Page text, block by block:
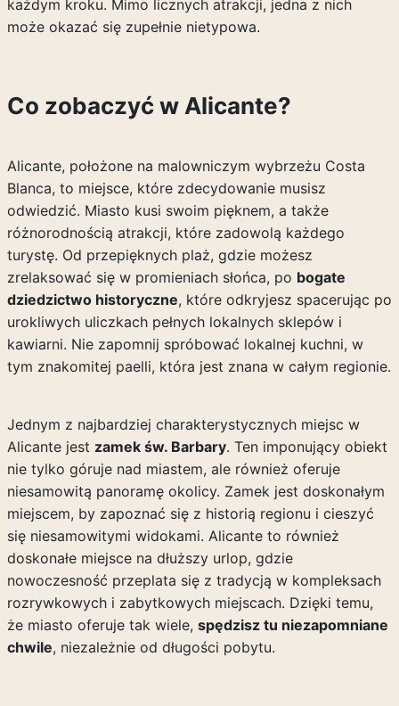
każdym kroku. Mimo licznych atrakcji, jedna z nich
może okazać się zupełnie nietypowa.
Co zobaczyć w Alicante?
Alicante, położone na malowniczym wybrzeżu Costa
Blanca, to miejsce, które zdecydowanie musisz
odwiedzić. Miasto kusi swoim pięknem, a także
różnorodnością atrakcji, które zadowolą każdego
turystę. Od przepięknych plaż, gdzie możesz
zrelaksować się w promieniach słońca, po bogate
dziedzictwo historyczne, które odkryjesz spacerując po
urokliwych uliczkach pełnych lokalnych sklepów i
kawiarni. Nie zapomnij spróbować lokalnej kuchni, w
tym znakomitej paelli, która jest znana w całym regionie.
Jednym z najbardziej charakterystycznych miejsc w
Alicante jest zamek św. Barbary. Ten imponujący obiekt
nie tylko góruje nad miastem, ale również oferuje
niesamowitą panoramę okolicy. Zamek jest doskonałym
miejscem, by zapoznać się z historią regionu i cieszyć
się niesamowitymi widokami. Alicante to również
doskonałe miejsce na dłuższy urlop, gdzie
nowoczesność przeplata się z tradycją w kompleksach
rozrywkowych i zabytkowych miejscach. Dzięki temu,
że miasto oferuje tak wiele, spędzisz tu niezapomniane
chwile, niezależnie od długości pobytu.